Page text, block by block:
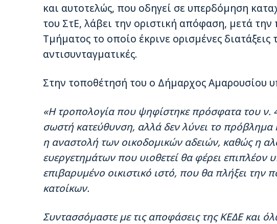
και αυτοτελώς, που οδηγεί σε υπερδόμηση
του ΣτΕ, λάβει την οριστική απόφαση, μετά
Τμήματος το οποίο έκρινε ορισμένες
αντισυνταγματικές.
Στην τοποθέτησή του ο Δήμαρχος Αμαρουσίου
«Η τροπολογία που ψηφίστηκε πρόσφατα του ν.
σωστή κατεύθυνση, αλλά δεν λύνει το πρόβλημα
η αναστολή των οικοδομικών αδειών, καθώς η
ευεργετημάτων που υιοθετεί θα φέρει
επιβαρυμένο οικιστικό ιστό, που θα πλήξει την
κατοίκων.
Συντασσόμαστε με τις αποφάσεις της ΚΕΔΕ και